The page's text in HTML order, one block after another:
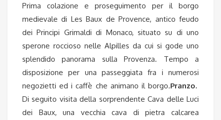
Prima colazione e proseguimento per il borgo
medievale di Les Baux de Provence, antico feudo
dei Principi Grimaldi di Monaco, situato su di uno
sperone roccioso nelle Alpilles da cui si gode uno
splendido panorama sulla Provenza. Tempo a
disposizione per una passeggiata fra i numerosi
negozietti ed i caffè che animano il borgo.Pranzo.
Di seguito visita della sorprendente Cava delle Luci
dei Baux, una vecchia cava di pietra calcarea